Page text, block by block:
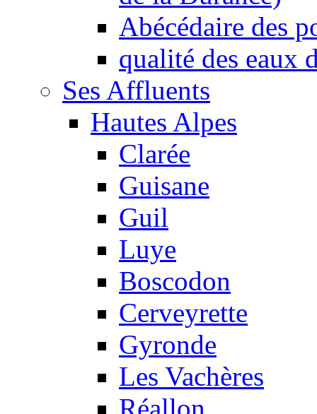
Abécédaire des
qualité des eaux
Ses Affluents
Hautes Alpes
Clarée
Guisane
Guil
Luye
Boscodon
Cerveyrette
Gyronde
Les Vachères